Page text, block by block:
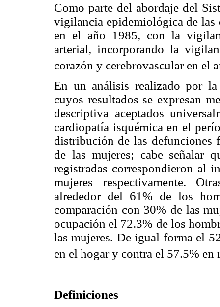
Como parte del abordaje del
vigilancia epidemiológica de las
en el año 1985, con la
arterial, incorporando la
corazón y cerebrovascular en el
En un análisis realizado por
cuyos resultados se expresan
descriptiva aceptados
cardiopatía isquémica en el
distribución de las defunciones
de las mujeres; cabe señalar
registradas correspondieron al
mujeres respectivamente.
alrededor del 61% de los
comparación con 30% de las
ocupación el 72.3% de los
las mujeres. De igual forma el
en el hogar y contra el 57.5% en
Definiciones